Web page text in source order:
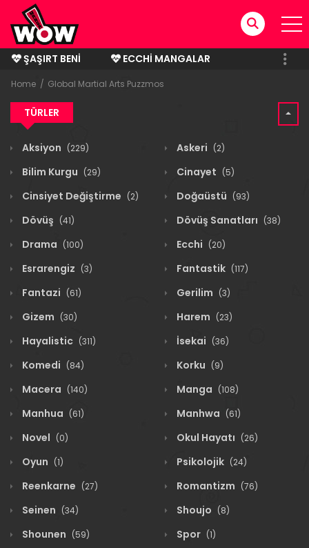
ŞAŞIRT BENI
ECCHI MANGALAR
BITMIŞ MANGALAR
Home Global Martial Arts Puzzmos
TÜRLER
Aksiyon (229) Askeri (2)
Bilim Kurgu (29) Cinayet (5)
Cinsiyet Değiştirme (2) Doğaüstü (93)
Dövüş (41) Dövüş Sanatları (38)
Drama (100) Ecchi (20)
Esrarengiz (3) Fantastik (117)
Fantazi (61) Gerilim (3)
Gizem (30) Harem (23)
Hayalistic (311) İsekai (36)
Komedi (84) Korku (9)
Macera (140) Manga (108)
Manhua (61) Manhwa (61)
Novel (0) Okul Hayatı (26)
Oyun (1) Psikolojik (24)
Reenkarne (27) Romantizm (76)
Seinen (34) Shoujo (8)
Shounen (59) Spor (1)